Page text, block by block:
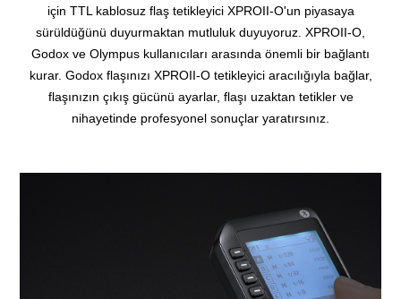
için TTL kablosuz flaş tetikleyici XPROII-O'un piyasaya
sürüldüğünü duyurmaktan mutluluk duyuyoruz. XPROII-O,
Godox ve Olympus kullanıcıları arasında önemli bir bağlantı
kurar. Godox flaşınızı XPROII-O tetikleyici aracılığıyla bağlar,
flaşınızın çıkış gücünü ayarlar, flaşı uzaktan tetikler ve
nihayetinde profesyonel sonuçlar yaratırsınız.